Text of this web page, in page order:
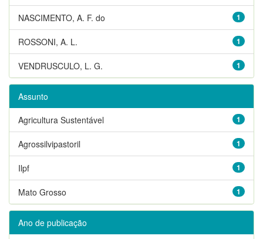
1
NASCIMENTO, A. F. do
1
ROSSONI, A. L.
1
VENDRUSCULO, L. G.
Assunto
1
Agricultura Sustentável
1
Agrossilvipastoril
1
Ilpf
1
Mato Grosso
Ano de publicação